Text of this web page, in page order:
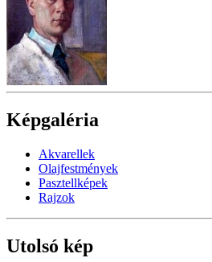
Képgaléria
Akvarellek
Olajfestmények
Pasztellképek
Rajzok
Utolsó kép